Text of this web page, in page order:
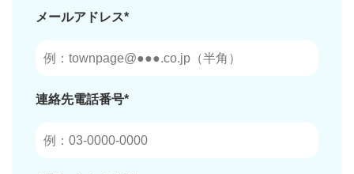
メールアドレス*
連絡先電話番号*